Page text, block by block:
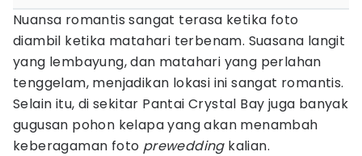
Nuansa romantis sangat terasa ketika foto
diambil ketika matahari terbenam. Suasana langit
yang lembayung, dan matahari yang perlahan
tenggelam, menjadikan lokasi ini sangat romantis.
Selain itu, di sekitar Pantai Crystal Bay juga banyak
gugusan pohon kelapa yang akan menambah
keberagaman foto prewedding kalian.